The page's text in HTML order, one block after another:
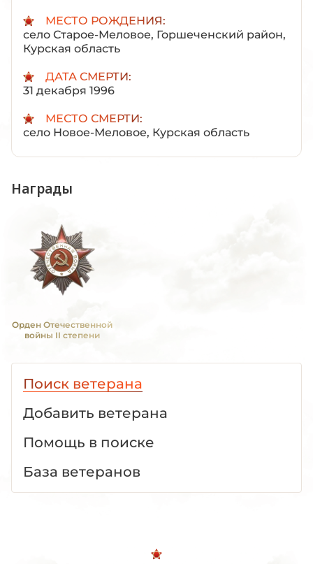
МЕСТО РОЖДЕНИЯ:
село Старое-Меловое, Горшеченский район,
Курская область
ДАТА СМЕРТИ:
31 декабря 1996
МЕСТО СМЕРТИ:
село Новое-Меловое, Курская область
Награды
Орден Отечественной
войны II степени
Поиск ветерана
Добавить ветерана
Помощь в поиске
База ветеранов